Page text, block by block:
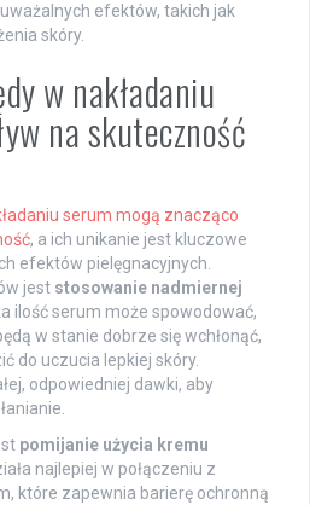
efektów, takich jak
skóry.
w nakładaniu
na skuteczność
serum mogą znacząco
, a ich unikanie jest kluczowe
efektów pielęgnacyjnych.
jest stosowanie nadmiernej
ilość serum może spowodować,
w stanie dobrze się wchłonąć,
do uczucia lepkiej skóry.
odpowiedniej dawki, aby
pomijanie użycia kremu
najlepiej w połączeniu z
które zapewnia barierę ochronną